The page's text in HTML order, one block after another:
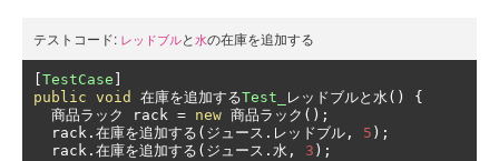
テストコード: レッドブルと 水の在庫を追加する
TestCase
public void 在庫を追加するTest_ レッドブルと水()
{
商品ラック
rack = new 商品ラック();
  rack
.在庫を追加する(ジュース.レッドブル, 5 );
  rack
.在庫を追加する(ジュース.水, 3 );